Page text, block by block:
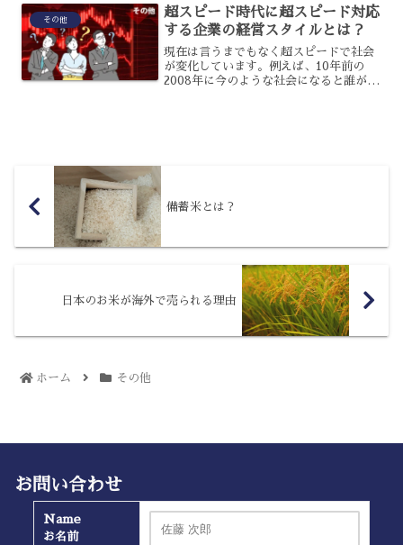
日本のアニメが世界から称...
その他
超スピード時代に超スピード対応
する企業の経営スタイルとは？
現在は言うまでもなく超スピードで社会
が変化しています。例えば、10年前の
2008年に今のような社会になると誰が予
備蓄米とは？
日本のお米が海外で売られる理由
ホーム その他
お問い合わせ
Name
お名前